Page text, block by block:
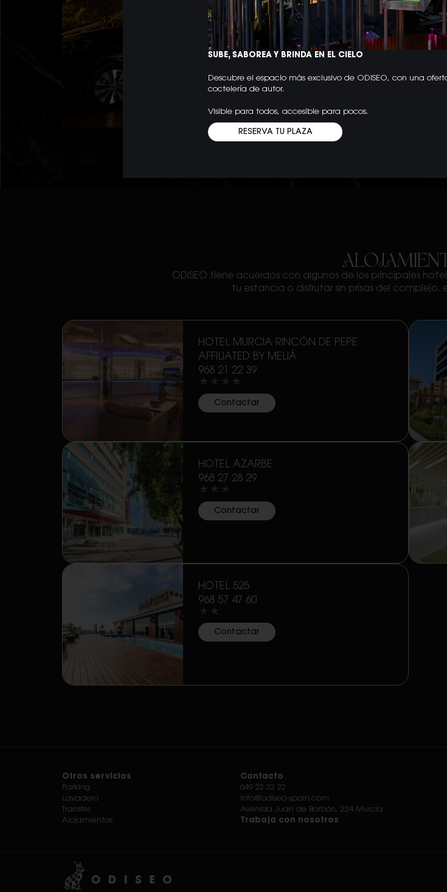
ODISEO tiene acuerdos con algunos de los principales
tu estancia o disfrutar sin prisas del complejo,
HOTEL MURCIA RINCÓN DE PEPE
AFFILIATED BY MELIÁ
968 21 22 39
****
Contactar
HOTEL AZARBE
968 27 28 29
***
Contactar
HOTEL 525
968 57 47 60
**
Contactar
Otros servicios
Parking
Lavadero
Transfer
Alojamientos
Contacto
649 22 22 22
info@odiseo-spain.com
Avenida Juan de Borbón, 224 Murcia
Trabaja con nosotros
SUBE, SABOREA Y BRINDA EN EL CIELO
Descubre el espacio más exclusivo de ODISEO, con una
coctelería de autor.
Visible para todos, accesible para pocos.
RESERVA TU PLAZA